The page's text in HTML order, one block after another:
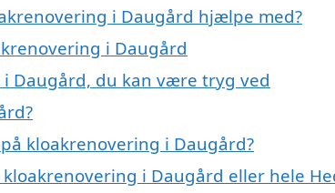
i Daugård hjælpe med?
i Daugård
Daugård, du kan være tryg ved
kloakrenovering i Daugård?
i Daugård eller hele